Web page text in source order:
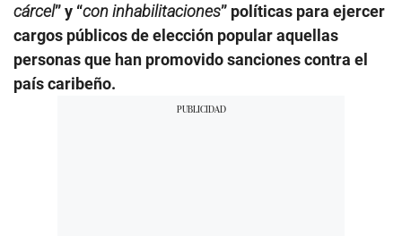
cárcel” y “con inhabilitaciones” políticas para ejercer
cargos públicos de elección popular aquellas
personas que han promovido sanciones contra el
país caribeño.